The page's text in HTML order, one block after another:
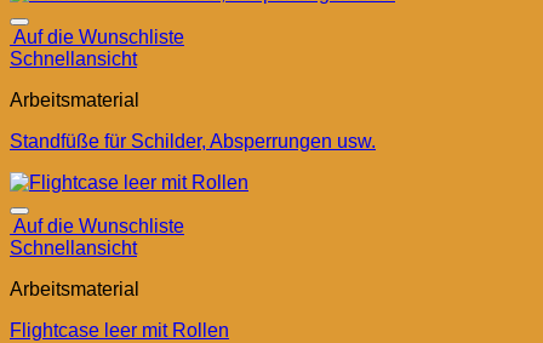
Auf die Wunschliste
Schnellansicht
Arbeitsmaterial
Standfüße für Schilder, Absperrungen usw.
Auf die Wunschliste
Schnellansicht
Arbeitsmaterial
Flightcase leer mit Rollen